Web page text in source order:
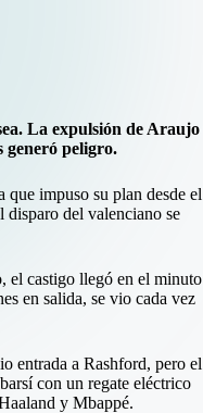
La expulsión de Araujo
generó peligro.
impuso su plan desde el
del valenciano se
el castigo llegó en el minuto
en salida, se vio cada vez
entrada a Rashford, pero el
con un regate eléctrico
y Mbappé.